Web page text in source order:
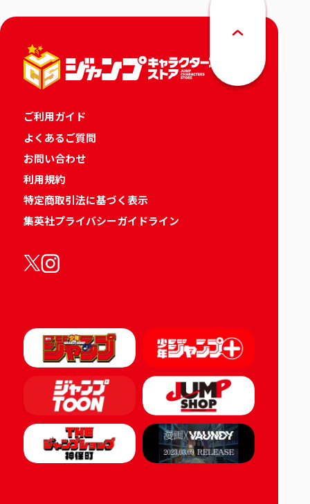
ご利用ガイド
よくあるご質問
お問い合わせ
利用規約
特定商取引法に基づく表示
集英社プライバシーガイドライン